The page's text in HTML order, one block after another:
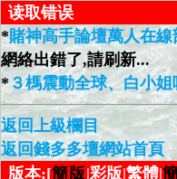
读取错误
*賭神高手論壇萬人在
網絡出錯了,請刷新...
* ３榪震動全球、白小
返回上級欄目
返回錢多多壇網站首頁
版本:[簡版|彩版|繁體|